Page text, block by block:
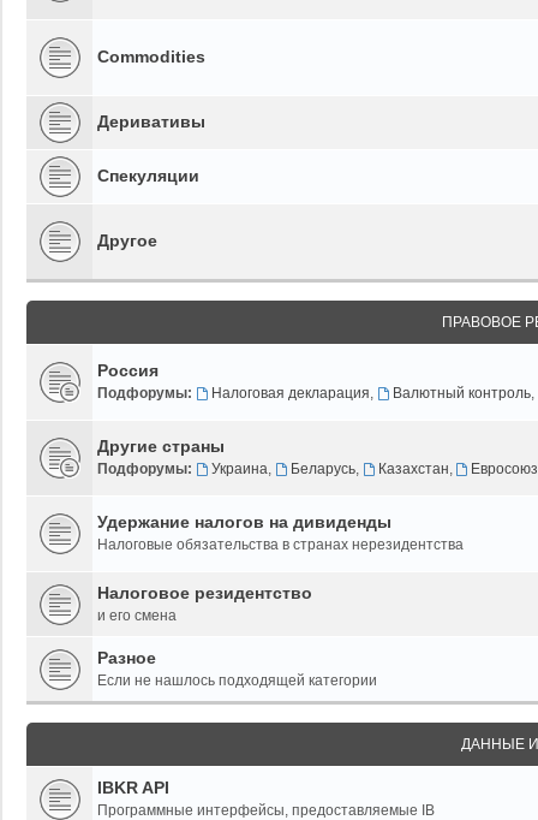
Commodities
Деривативы
Спекуляции
Другое
ПРАВОВОЕ
Россия
Подфорумы: Налоговая декларация Валютный контроль,
Другие страны
Подфорумы: Украина Беларусь, Казахстан Евросоюз
Удержание налогов на дивиденды
Налоговые обязательства в странах нерезидентства
Налоговое резидентство
и его смена
Разное
Если не нашлось подходящей категории
ДАННЫЕ
IBKR API
Программные интерфейсы, предоставляемые IB